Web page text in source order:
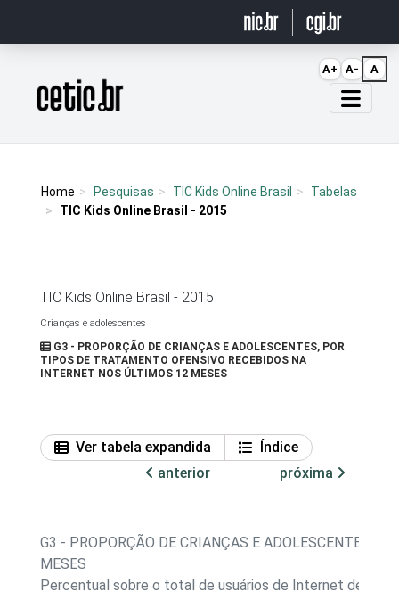
Página inicial
Home Pesquisas TIC Kids Online Brasil
Tabelas
TIC Kids Online Brasil - 2015
TIC Kids Online Brasil - 2015
Crianças e adolescentes
G3 - PROPORÇÃO DE CRIANÇAS E ADOLESCENTES, POR
TIPOS DE TRATAMENTO OFENSIVO RECEBIDOS NA
INTERNET NOS ÚLTIMOS 12 MESES
Ver tabela expandida
Índice
anterior
próxima
G3 - PROPORÇÃO DE CRIANÇAS E ADOLESCENTES,
MESES
Percentual sobre o total de usuários de Internet de 11 a
A+ A- A